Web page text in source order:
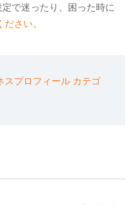
で迷ったり、困った時に
さい。
スプロフィール カテゴ